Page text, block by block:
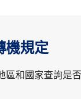
機規定
區和國家查詢是